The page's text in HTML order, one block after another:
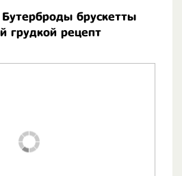
брускетты
грудкой рецепт